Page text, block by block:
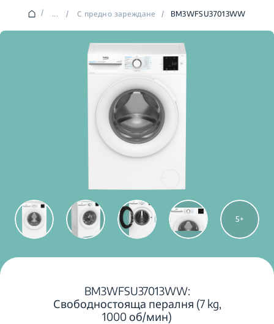
/ ... / С предно зареждане / BM3WFSU37013WW
5
BM3WFSU37013WW:
Свободностояща пералня (7 kg,
1000 об/мин)